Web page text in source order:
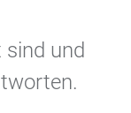
und